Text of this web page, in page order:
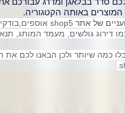
המוצרים באותה הקטגוריה.